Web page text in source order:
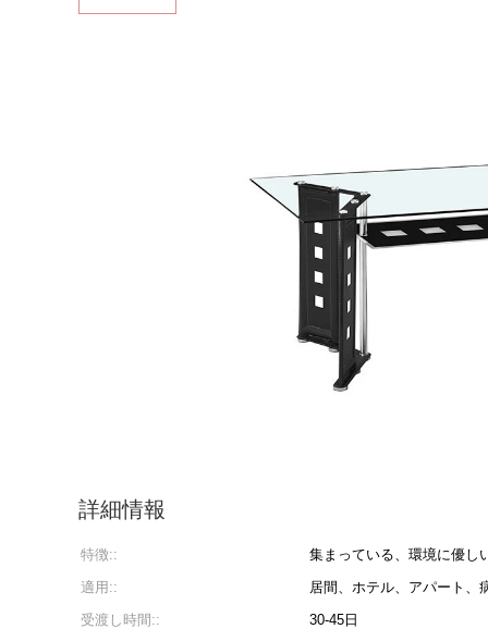
詳細情報
特徴::
集まっている、環境に優し
適用::
居間、ホテル、アパート、
受渡し時間::
30-45日